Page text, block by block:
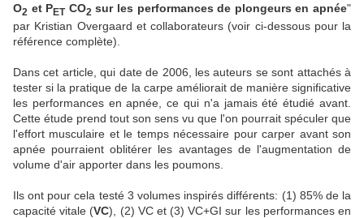
O2 et PETCO2 sur les performances de plongeurs en apnée"
par Kristian Overgaard et collaborateurs (voir ci-dessous pour la
référence complète).
Dans cet article, qui date de 2006, les auteurs se sont attachés à
tester si la pratique de la carpe améliorait de manière significative
les performances en apnée, ce qui n'a jamais été étudié avant.
Cette étude prend tout son sens vu que l'on pourrait spéculer que
l'effort musculaire et le temps nécessaire pour carper avant son
apnée pourraient oblitérer les avantages de l'augmentation de
volume d'air apporter dans les poumons.
Ils ont pour cela testé 3 volumes inspirés différents: (1) 85% de la
capacité vitale (VC), (2) VC et (3) VC+GI sur les performances en